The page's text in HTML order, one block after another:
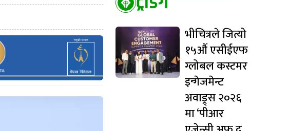
भीचित्रले जित्यो
१५औं एसीईएफ
ग्लोबल कस्टमर
इन्गेजमेन्ट
अवाड्र्स २०२६
मा ‘पीआर